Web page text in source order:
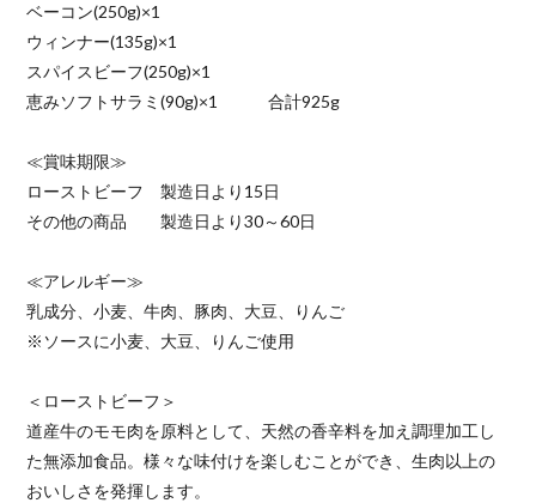
ベーコン(250g)×1
ウィンナー(135g)×1
スパイスビーフ(250g)×1
恵みソフトサラミ(90g)×1 合計925g
≪賞味期限≫
ローストビーフ 製造日より15日
その他の商品 製造日より30～60日
≪アレルギー≫
乳成分、小麦、牛肉、豚肉、大豆、りんご
※ソースに小麦、大豆、りんご使用
＜ローストビーフ＞
道産牛のモモ肉を原料として、天然の香辛料を加え調理加工し
た無添加食品。様々な味付けを楽しむことができ、生肉以上の
おいしさを発揮します。